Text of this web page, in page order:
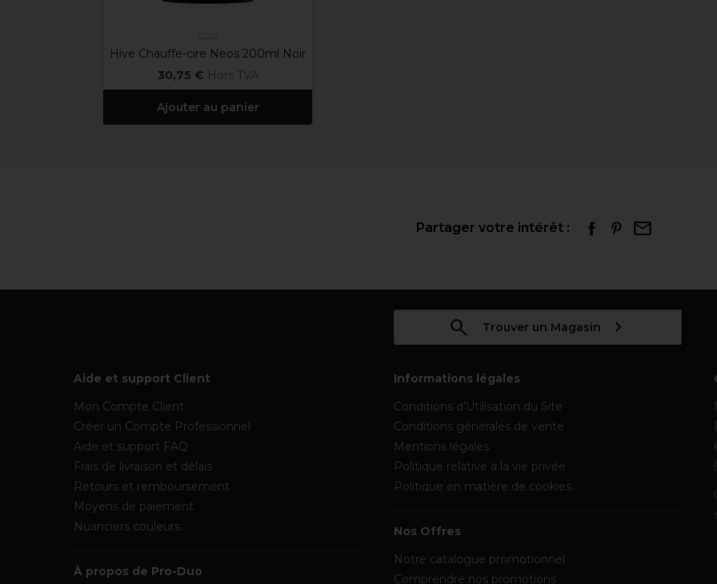
Hive Chauffe-cire Neos 200ml Noir
30,75 € Hors TVA
Ajouter au panier
Partager votre intérêt :
Trouver un Magasin
Aide et support Client
Mon Compte Client
Créer un Compte Professionnel
Aide et support FAQ
Frais de livraison et délais
Retours et remboursement
Moyens de paiement
Nuanciers couleurs
À propos de Pro-Duo
Informations légales
Conditions d’Utilisation du Site
Conditions générales de vente
Mentions légales
Politique relative à la vie privée
Politique en matière de cookies
Nos Offres
Notre catalogue promotionnel
Comprendre nos promotions